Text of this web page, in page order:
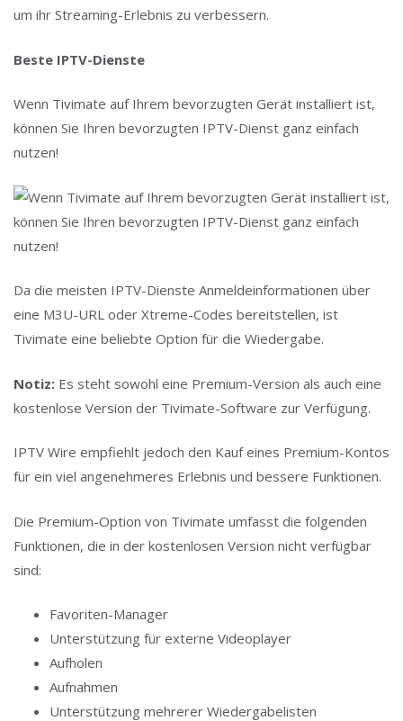
um ihr Streaming-Erlebnis zu verbessern.
Beste IPTV-Dienste
Wenn Tivimate auf Ihrem bevorzugten Gerät installiert ist,
können Sie Ihren bevorzugten IPTV-Dienst ganz einfach
nutzen!
Da die meisten IPTV-Dienste Anmeldeinformationen über
eine M3U-URL oder Xtreme-Codes bereitstellen, ist
Tivimate eine beliebte Option für die Wiedergabe.
Notiz: Es steht sowohl eine Premium-Version als auch eine
kostenlose Version der Tivimate-Software zur Verfügung.
IPTV Wire empfiehlt jedoch den Kauf eines Premium-Kontos
für ein viel angenehmeres Erlebnis und bessere Funktionen.
Die Premium-Option von Tivimate umfasst die folgenden
Funktionen, die in der kostenlosen Version nicht verfügbar
sind:
Favoriten-Manager
Unterstützung für externe Videoplayer
Aufholen
Aufnahmen
Unterstützung mehrerer Wiedergabelisten